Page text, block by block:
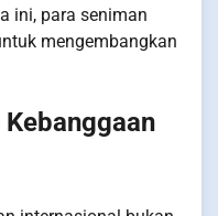
ini, para seniman
mengembangkan